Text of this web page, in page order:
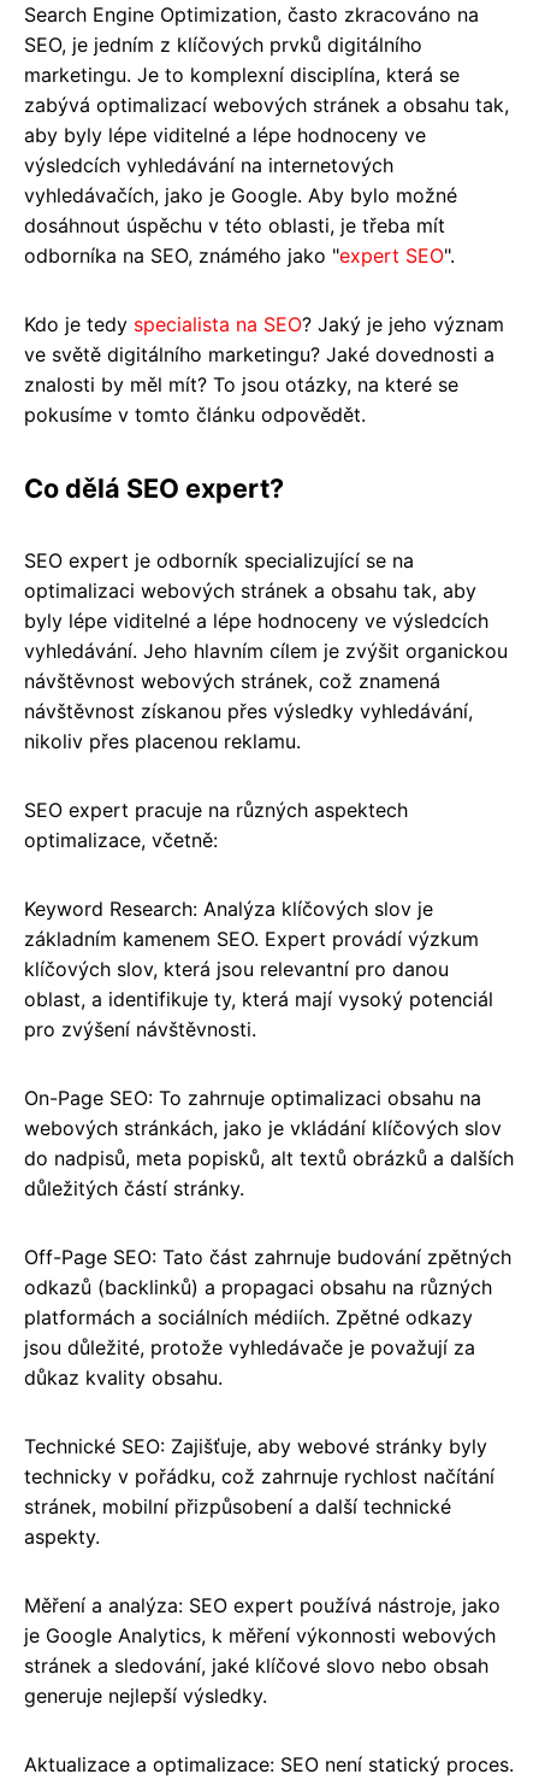
Search Engine Optimization, často zkracováno na
SEO, je jedním z klíčových prvků digitálního
marketingu. Je to komplexní disciplína, která se
zabývá optimalizací webových stránek a obsahu tak,
aby byly lépe viditelné a lépe hodnoceny ve
výsledcích vyhledávání na internetových
vyhledávačích, jako je Google. Aby bylo možné
dosáhnout úspěchu v této oblasti, je třeba mít
odborníka na SEO, známého jako "expert SEO".
Kdo je tedy specialista na SEO? Jaký je jeho význam
ve světě digitálního marketingu? Jaké dovednosti a
znalosti by měl mít? To jsou otázky, na které se
pokusíme v tomto článku odpovědět.
Co dělá SEO expert?
SEO expert je odborník specializující se na
optimalizaci webových stránek a obsahu tak, aby
byly lépe viditelné a lépe hodnoceny ve výsledcích
vyhledávání. Jeho hlavním cílem je zvýšit organickou
návštěvnost webových stránek, což znamená
návštěvnost získanou přes výsledky vyhledávání,
nikoliv přes placenou reklamu.
SEO expert pracuje na různých aspektech
optimalizace, včetně:
Keyword Research: Analýza klíčových slov je
základním kamenem SEO. Expert provádí výzkum
klíčových slov, která jsou relevantní pro danou
oblast, a identifikuje ty, která mají vysoký potenciál
pro zvýšení návštěvnosti.
On-Page SEO: To zahrnuje optimalizaci obsahu na
webových stránkách, jako je vkládání klíčových slov
do nadpisů, meta popisků, alt textů obrázků a dalších
důležitých částí stránky.
Off-Page SEO: Tato část zahrnuje budování zpětných
odkazů (backlinků) a propagaci obsahu na různých
platformách a sociálních médiích. Zpětné odkazy
jsou důležité, protože vyhledávače je považují za
důkaz kvality obsahu.
Technické SEO: Zajišťuje, aby webové stránky byly
technicky v pořádku, což zahrnuje rychlost načítání
stránek, mobilní přizpůsobení a další technické
aspekty.
Měření a analýza: SEO expert používá nástroje, jako
je Google Analytics, k měření výkonnosti webových
stránek a sledování, jaké klíčové slovo nebo obsah
generuje nejlepší výsledky.
Aktualizace a optimalizace: SEO není statický proces.